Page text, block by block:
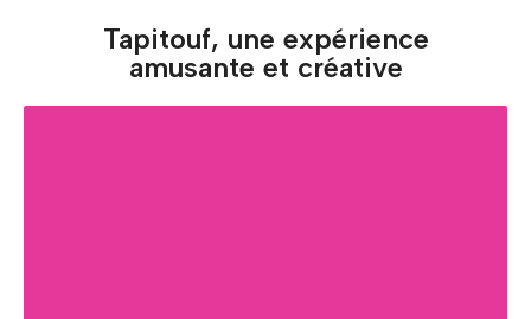
Tapitouf, une expérience
amusante et créative